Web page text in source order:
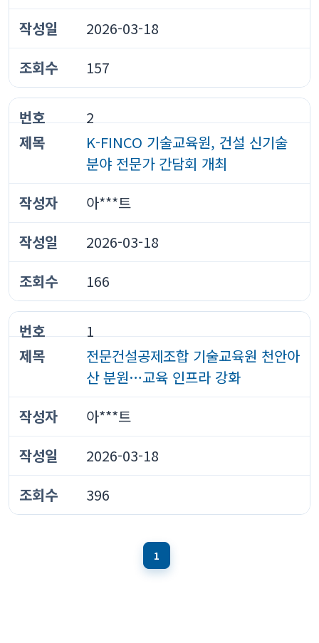
2026-03-18
157
2
K-FINCO 기술교육원, 건설 신기술
분야 전문가 간담회 개최
아***트
2026-03-18
166
1
전문건설공제조합 기술교육원 천안아
산 분원…교육 인프라 강화
아***트
2026-03-18
396
1